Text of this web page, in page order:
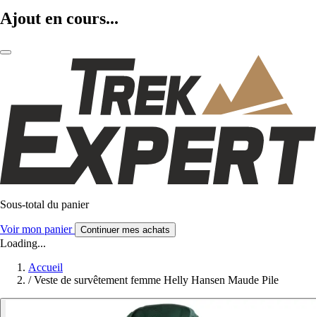
Ajout en cours...
Sous-total du panier
Voir mon panier Continuer mes achats
Loading...
Accueil
/ Veste de survêtement femme Helly Hansen Maude Pile